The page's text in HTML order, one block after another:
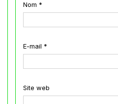
Nom *
E-mail *
Site web